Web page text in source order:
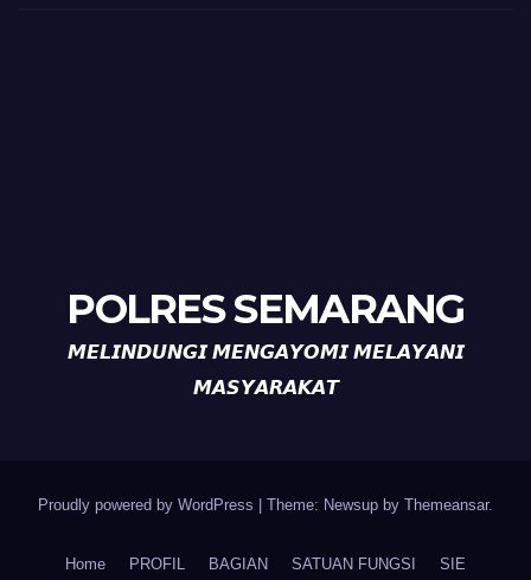
POLRES SEMARANG
𝙈𝙀𝙇𝙄𝙉𝘿𝙐𝙉𝙂𝙄 𝙈𝙀𝙉𝙂𝘼𝙔𝙊𝙈𝙄 𝙈𝙀𝙇𝘼𝙔𝘼𝙉𝙄
𝙈𝘼𝙎𝙔𝘼𝙍𝘼𝙆𝘼𝙏
Proudly powered by WordPress Theme: Newsup by Themeansar.
Home PROFIL BAGIAN SATUAN FUNGSI SIE